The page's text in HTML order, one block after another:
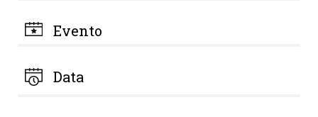
Evento
Data